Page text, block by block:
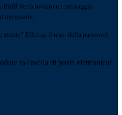
mail Verrà inviato un messaggio
utente? Effettua il reset della password
la casella di posta elettronica!